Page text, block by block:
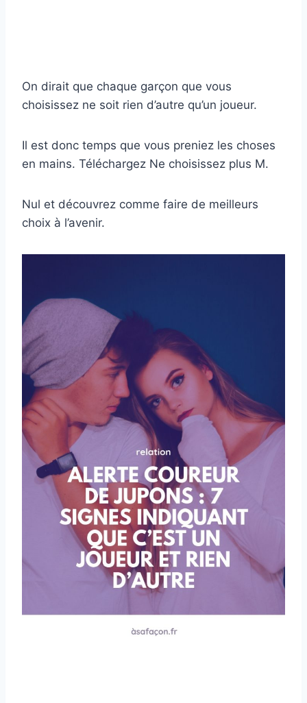
On dirait que chaque garçon que vous
choisissez ne soit rien d’autre qu’un joueur.
Il est donc temps que vous preniez les choses
en mains. Téléchargez Ne choisissez plus M.
Nul et découvrez comme faire de meilleurs
choix à l’avenir.